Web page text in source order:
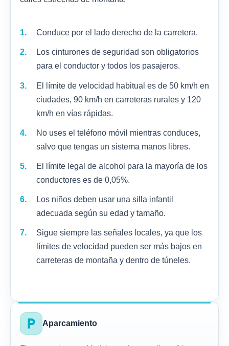
Conduce por el lado derecho de la carretera.
Los cinturones de seguridad son obligatorios
para el conductor y todos los pasajeros.
El límite de velocidad habitual es de 50 km/h en
ciudades, 90 km/h en carreteras rurales y 120
km/h en vías rápidas.
No uses el teléfono móvil mientras conduces,
salvo que tengas un sistema manos libres.
El límite legal de alcohol para la mayoría de los
conductores es de 0,05%.
Los niños deben usar una silla infantil
adecuada según su edad y tamaño.
Sigue siempre las señales locales, ya que los
límites de velocidad pueden ser más bajos en
carreteras de montaña y dentro de túneles.
local_parking Aparcamiento